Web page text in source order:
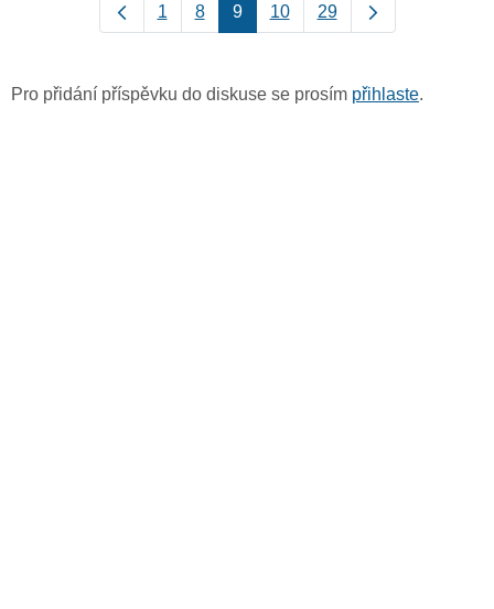
1 8 9 10 29
Pro přidání příspěvku do diskuse se prosím přihlaste.